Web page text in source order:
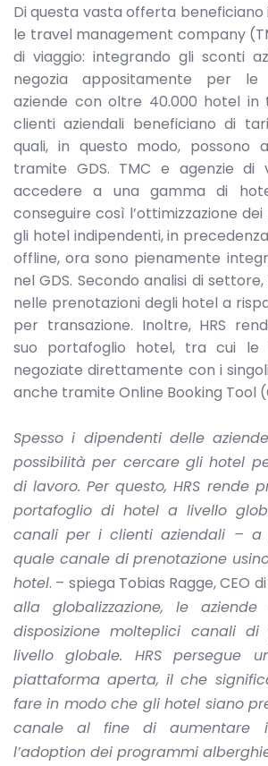
Di questa vasta offerta beneficiano
le travel management company
di viaggio: integrando gli sconti
negozia appositamente per le
aziende con oltre 40.000 hotel in
clienti aziendali beneficiano di
quali, in questo modo, possono
tramite GDS. TMC e agenzie di
accedere a una gamma di
conseguire così l’ottimizzazione
gli hotel indipendenti, in
offline, ora sono pienamente
nel GDS. Secondo analisi di
nelle prenotazioni degli hotel a
per transazione. Inoltre, HRS
suo portafoglio hotel, tra cui le
negoziate direttamente con i
anche tramite Online Booking Tool
Spesso i dipendenti delle
possibilità per cercare gli hotel
di lavoro. Per questo, HRS rende
portafoglio di hotel a livello
canali per i clienti aziendali – a
quale canale di prenotazione
hotel. – spiega Tobias Ragge, CEO di
alla globalizzazione, le
disposizione molteplici canali di
livello globale. HRS persegue
piattaforma aperta, il che
fare in modo che gli hotel siano
canale al fine di aumentare
l’adoption dei programmi